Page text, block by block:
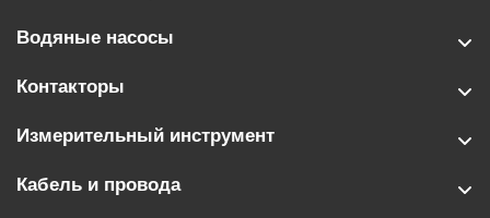
Водяные насосы
Контакторы
Измерительный инструмент
Кабель и провода